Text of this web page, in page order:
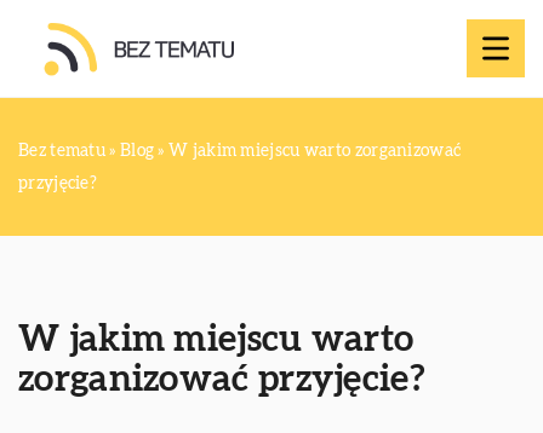
Bez tematu » Blog » W jakim miejscu warto zorganizować
przyjęcie?
W jakim miejscu warto
zorganizować przyjęcie?